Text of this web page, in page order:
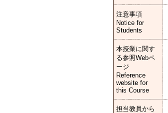
注意事項
Notice for
Students
本授業に関す
る参照Webペ
ージ
Reference
website for
this Course
担当教員から